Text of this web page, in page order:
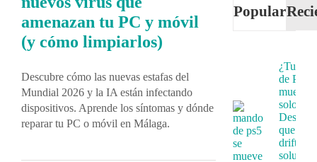
amenazan tu PC y móvil
(y cómo limpiarlos)
Descubre cómo las nuevas estafas del
Mundial 2026 y la IA están infectando
dispositivos. Aprende los síntomas y dónde
reparar tu PC o móvil en Málaga.
Popular
¿Tu
de PS5
mueve
solo?
que es el
drift y
solución